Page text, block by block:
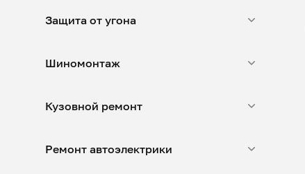
Защита от угона
Шиномонтаж
Кузовной ремонт
Ремонт автоэлектрики